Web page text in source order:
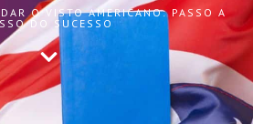
O VISTO AMERICANO: PASSO A
DO SUCESSO